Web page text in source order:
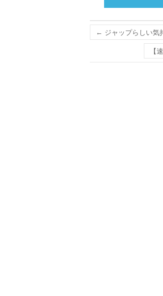
← ジャップらしい気
【